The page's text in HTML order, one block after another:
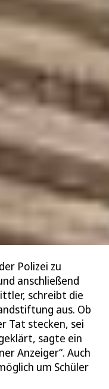
Polizei zu
anschließend
schreibt die
aus. Ob
Tat stecken, sei
sagte ein
Anzeiger“. Auch
um Schüler